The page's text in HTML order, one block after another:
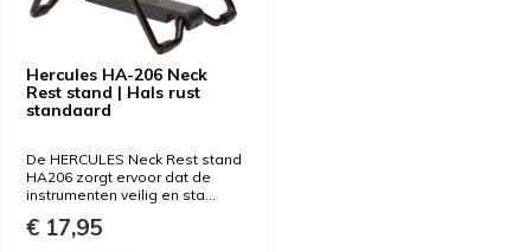
Hercules HA-206 Neck
Rest stand | Hals rust
standaard
De HERCULES Neck Rest stand
HA206 zorgt ervoor dat de
instrumenten veilig en sta...
€ 17,95